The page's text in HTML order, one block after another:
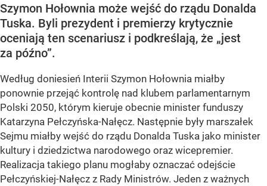
Szymon Hołownia może wejść do rządu Donalda
Tuska. Byli prezydent i premierzy krytycznie
oceniają ten scenariusz i podkreślają, że „jest
za późno”.
Według doniesień Interii Szymon Hołownia miałby
ponownie przejąć kontrolę nad klubem parlamentarnym
Polski 2050, którym kieruje obecnie minister funduszy
Katarzyna Pełczyńska-Nałęcz. Następnie były marszałek
Sejmu miałby wejść do rządu Donalda Tuska jako minister
kultury i dziedzictwa narodowego oraz wicepremier.
Realizacja takiego planu mogłaby oznaczać odejście
Pełczyńskiej-Nałęcz z Rady Ministrów. Jeden z ważnych